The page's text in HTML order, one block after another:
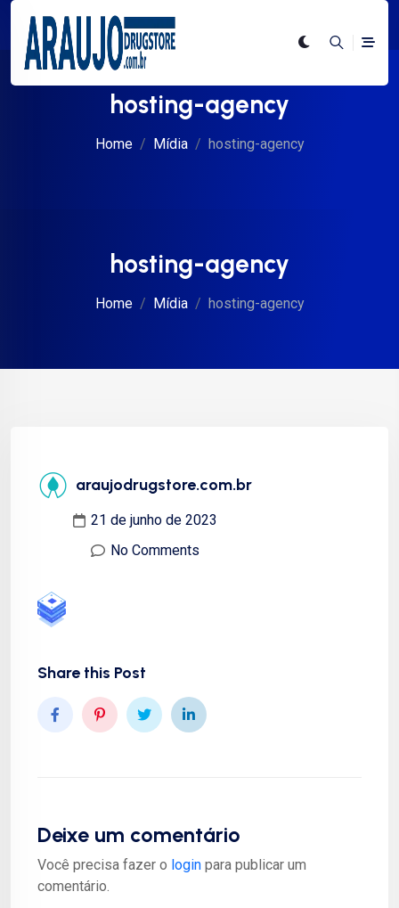
hosting-agency
Home Mídia hosting-agency
hosting-agency
Home Mídia hosting-agency
araujodrugstore.com.br
21 de junho de 2023
No Comments
Share this Post
Deixe um comentário
Você precisa fazer o login para publicar um
comentário.